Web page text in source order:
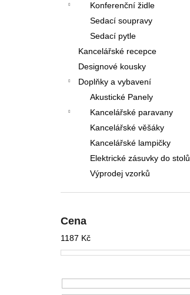
Konferenční židle
Sedací soupravy
Sedací pytle
Kancelářské recepce
Designové kousky
Doplňky a vybavení
Akustické Panely
Kancelářské paravany
Kancelářské věšáky
Kancelářské lampičky
Elektrické zásuvky do stolů
Výprodej vzorků
Cena
1187 Kč